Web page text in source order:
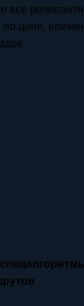
все
цене,